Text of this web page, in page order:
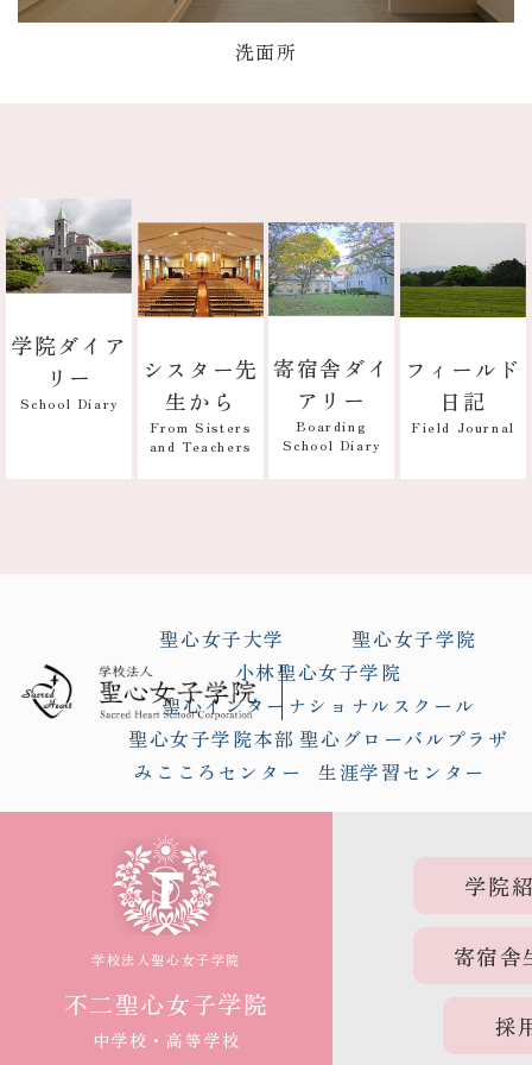
洗面所
学院ダイア
リー
School Diary
シスター先
生から
From Sisters
and Teachers
寄宿舎ダイ
アリー
Boarding
School Diary
フィールド
日記
Field Journal
聖心女子大学
聖心女子学院
小林聖心女子学院
聖心インターナショナルスクール
聖心女子学院本部 聖心グローバルプラザ
みこころセンター
生涯学習センター
学校法人聖心女子学院
不二聖心女子学院
中学校・高等学校
学院
寄宿舎
採